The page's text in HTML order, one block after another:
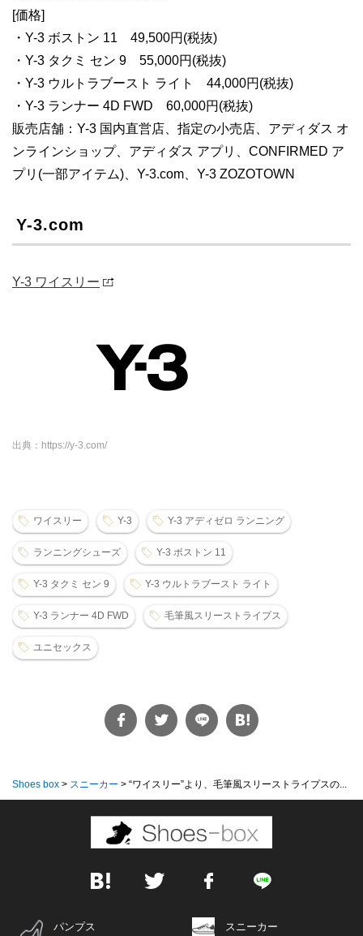
[価格]
・Y-3 ボストン 11 49,500円(税抜)
・Y-3 タクミ セン 9 55,000円(税抜)
・Y-3 ウルトラブースト ライト 44,000円(税抜)
・Y-3 ランナー 4D FWD 60,000円(税抜)
販売店舗：Y-3 国内直営店、指定の小売店、アディダス オ
ンラインショップ、アディダス アプリ、CONFIRMED ア
プリ(一部アイテム)、Y-3.com、Y-3 ZOZOTOWN
Y-3.com
Y-3 ワイスリー
出典：https://y-3.com/
ワイスリー Y-3 Y-3 アディゼロ ランニング
ランニングシューズ Y-3 ボストン 11
Y-3 タクミ セン 9 Y-3 ウルトラブースト ライト
Y-3 ランナー 4D FWD 毛筆風スリーストライプス
ユニセックス
Shoes box > スニーカー > “ワイスリー”より、毛筆風スリーストライプスの...
パンプス スニーカー